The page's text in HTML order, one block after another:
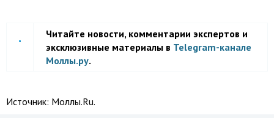
Читайте новости, комментарии экспертов и
эксклюзивные материалы в Telegram-канале
Моллы.ру.
Источник: Моллы.Ru.